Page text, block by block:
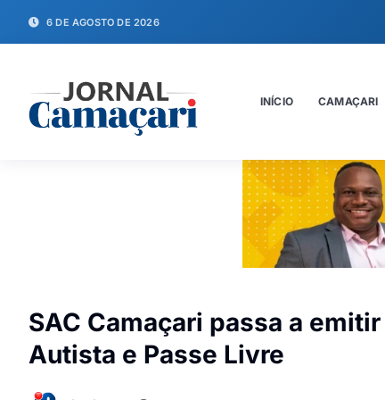
6 DE AGOSTO DE 2026
INÍCIO CAMAÇARI
SAC Camaçari passa a
Autista e Passe Livre